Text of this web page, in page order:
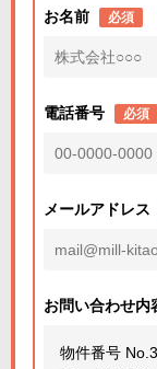
お名前 必須
電話番号 必須
メールアドレス
お問い合わせ内